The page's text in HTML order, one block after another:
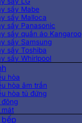
sấy Mabe
sấy Malloca
sấy Panasonic
sấy quần áo Kangaroo
sấy Samsung
sấy Toshiba
sấy Whirlpool
hòa
hòa âm trần
hòa tủ đứng
đông
mát